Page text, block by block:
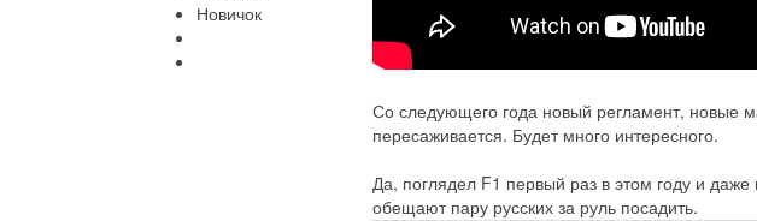
Новичок
Со следующего года новый регламент, новые
пересаживается. Будет много интересного.
Да, поглядел F1 первый раз в этом году и
обещают пару русских за руль посадить.